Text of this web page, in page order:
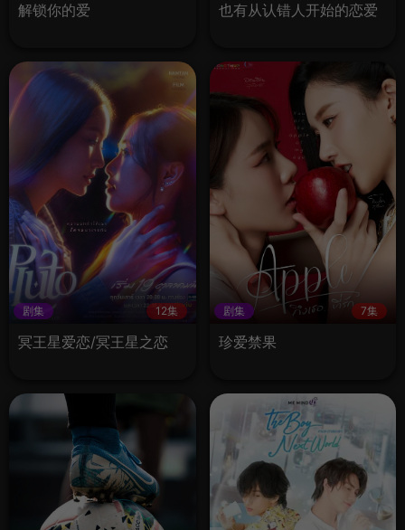
解锁你的爱 也有从认错人开始的恋爱
剧集 12集
冥王星爱恋/冥王星之恋
剧集 7集
珍爱禁果